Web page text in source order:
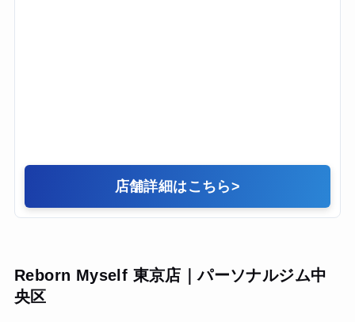
店舗詳細はこちら>
Reborn Myself 東京店｜パーソナルジム中
央区